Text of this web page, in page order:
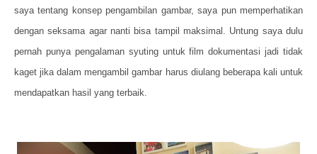
saya tentang konsep pengambilan gambar, saya pun memperhatikan
dengan seksama agar nanti bisa tampil maksimal. Untung saya dulu
pernah punya pengalaman syuting untuk film dokumentasi jadi tidak
kaget jika dalam mengambil gambar harus diulang beberapa kali untuk
mendapatkan hasil yang terbaik.